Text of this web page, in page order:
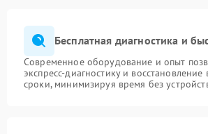
Бесплатная диагностика и
Современное оборудование и опыт
экспресс-диагностику и
сроки, минимизируя время без